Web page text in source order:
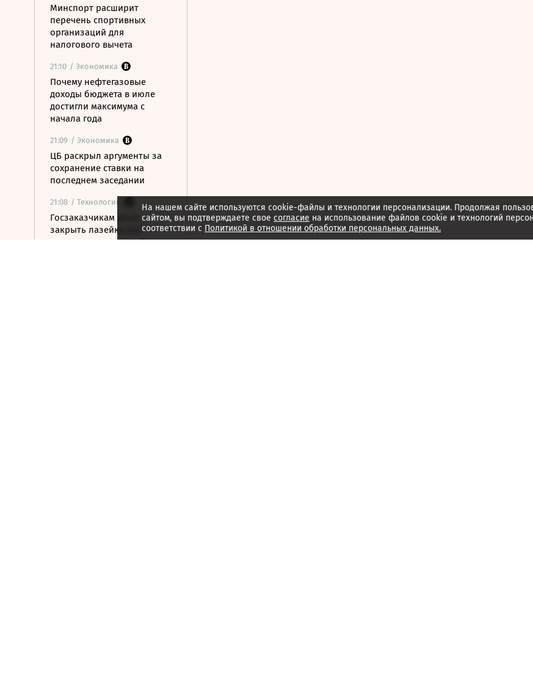
Минспорт расширит
перечень спортивных
организаций для
налогового вычета
21:10 / Экономика
Почему нефтегазовые
доходы бюджета в июле
достигли максимума с
начала года
21:09 / Экономика
ЦБ раскрыл аргументы за
сохранение ставки на
последнем заседании
21:08 / Технологии
Госзаказчикам хотят
закрыть лазейки для
закупок иностранной
На нашем сайте используются cookie-файлы и технологии персонализации. Продолжая
сайтом, вы подтверждаете свое согласие на использование файлов cookie и технологий
соответствии с Политикой в отношении обработки персональных данных.